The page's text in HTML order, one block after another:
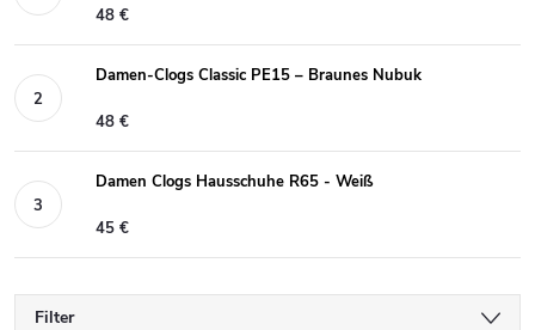
48 €
Damen-Clogs Classic PE15 – Braunes Nubuk
48 €
Damen Clogs Hausschuhe R65 - Weiß
45 €
Filter